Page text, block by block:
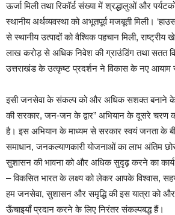
ऊर्जा मिली तथा रिकॉर्ड संख्या में श्रद्धालुओं और
स्थानीय अर्थव्यवस्था को अभूतपूर्व मजबूती मिली।
से स्थानीय उत्पादों को वैश्विक पहचान मिली,
लाख करोड़ से अधिक निवेश की ग्राउंडिंग तथा सतत
उत्तराखंड के उत्कृष्ट प्रदर्शन ने विकास के नए आयाम
इसी जनसेवा के संकल्प को और अधिक सशक्त बनाने
की सरकार, जन-जन के द्वार” अभियान के दूसरे चरण
है। इस अभियान के माध्यम से सरकार स्वयं जनता के
समाधान, जनकल्याणकारी योजनाओं का लाभ अंतिम
सुशासन की भावना को और अधिक सुदृढ़ करने का
– विकसित भारत के लक्ष्य को लेकर आपके विश्वास,
हम जनसेवा, सुशासन और समृद्धि की इस यात्रा को
ऊँचाइयाँ प्रदान करने के लिए निरंतर संकल्पबद्ध हैं।